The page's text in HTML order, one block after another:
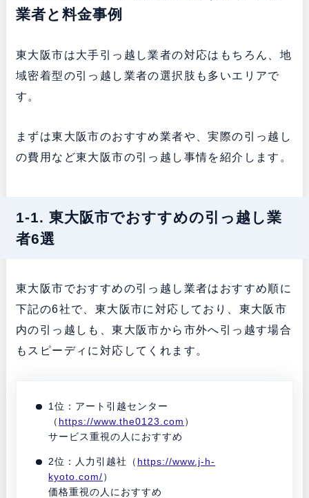
業者と料金事例
東大阪市は大手引っ越し業者の対応はもちろん、地
域密着型の引っ越し業者の選択肢も多いエリアで
す。
まずは東大阪市のおすすめ業者や、実際の引っ越し
の費用など東大阪市の引っ越し事情を紹介します。
1-1. 東大阪市でおすすめの引っ越し業
者6選
東大阪市でおすすめの引っ越し業者はおすすめ順に
下記の6社で、東大阪市に対応しており、東大阪市
内の引っ越しも、東大阪市から市外へ引っ越す場合
もスピーディに対応してくれます。
1位：アート引越センター
（ https://www.the0123.com ）
サービス重視の人におすすめ
2位：人力引越社（ https://www.j-h-
kyoto.com/）
価格重視の人におすすめ